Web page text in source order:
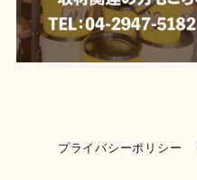
プライバシーポリシー